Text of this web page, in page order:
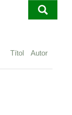
Títol Autor